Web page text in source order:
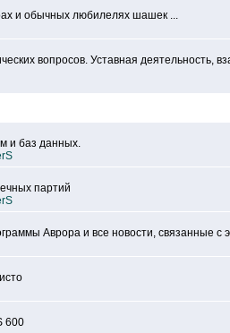
и обычных любилелях шашек ...
вопросов. Уставная деятельность,
и баз данных.
партий
Аврора и все новости, связанные с
600